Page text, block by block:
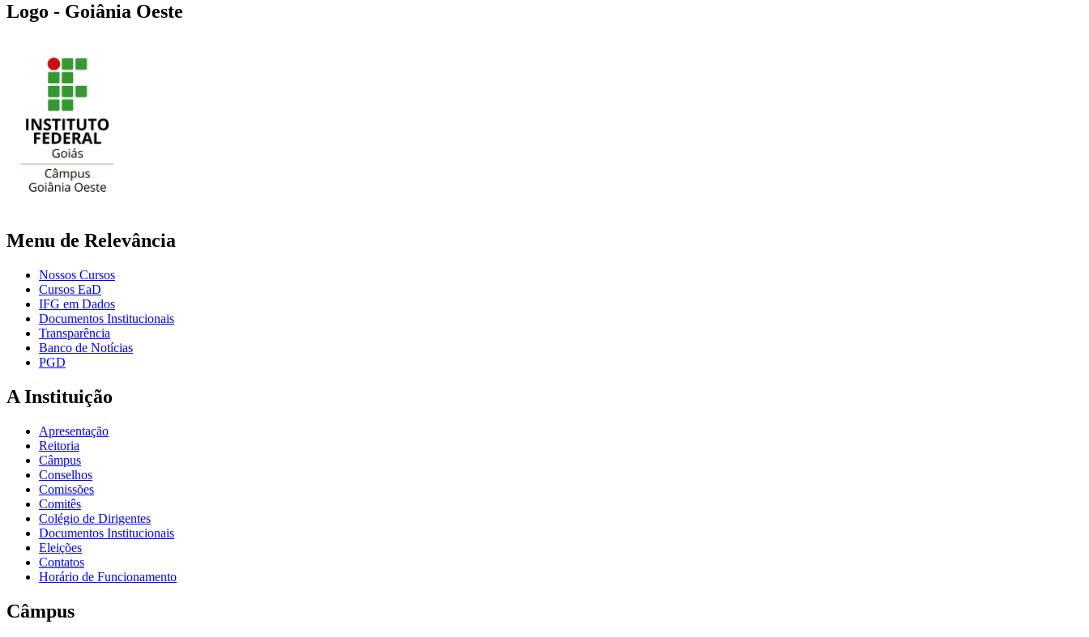
Logo - Goiânia Oeste
Menu de Relevância
Nossos Cursos
Cursos EaD
IFG em Dados
Documentos Institucionais
Transparência
Banco de Notícias
PGD
A Instituição
Apresentação
Reitoria
Câmpus
Conselhos
Comissões
Comitês
Colégio de Dirigentes
Documentos Institucionais
Eleições
Contatos
Horário de Funcionamento
Câmpus